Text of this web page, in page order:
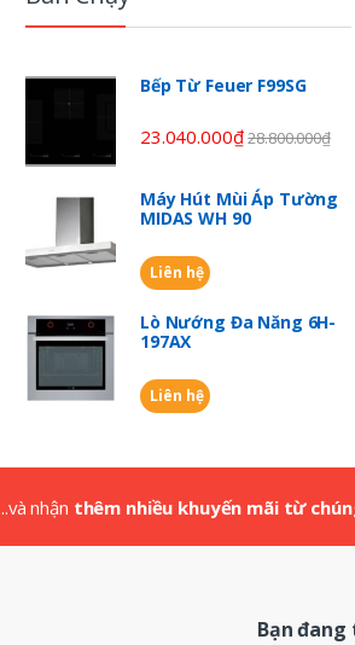
Bếp Từ Feuer F99SG
23.040.000₫ 28.800.000₫
Máy Hút Mùi Áp Tường
MIDAS WH 90
Liên hệ
Lò Nướng Đa Năng 6H-
197AX
Liên hệ
...và nhận thêm nhiều khuyến mãi từ
Bạn